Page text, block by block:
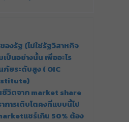
งรัฐ (ไม่ใช่รัฐวิสาหกิจ
เป็นอย่างนั้น เพื่ออะไร
ภัยระดับสูง ( OIC
ชีวิตจาก market share
การเติบโตคงที่แบบนี้ไป
แชร์เกิน 50% ต้อง